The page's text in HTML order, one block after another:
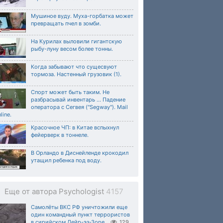
Мушиное вуду. Муха-горбатка может
превращать пчел в зомби.
На Курилах выловили гигантскую
рыбу-луну весом более тонны.
Когда забывают что сущесвуют
тормоза. Настенный грузовик (1).
Спорт может быть таким. Не
разбрасывай инвентарь ... Падение
оператора с Сегвея ("Segway"). Mail
Красочное ЧП: в Китае вспыхнул
фейерверк в тоннеле.
В Орландо в Диснейленде крокодил
утащил ребенка под воду.
Еще от автора Psychologist 4157
Самолёты ВКС РФ уничтожили еще
один командный пункт террористов